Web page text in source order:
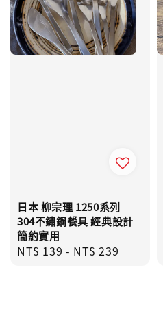
日本 柳宗理 1250系列
304不鏽鋼餐具 經典設計
簡約實用
Regular
NT$ 139 - NT$ 239